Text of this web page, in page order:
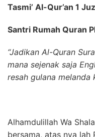
Tasmi’ Al-Qur’an 1
Santri Rumah Quran
“Jadikan Al-Quran
mana sejenak saja
resah gulana melanda
Alhamdulillah Wa
bersama, atas nya lah